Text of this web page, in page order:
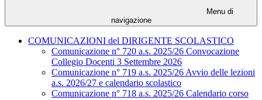
Menu di
navigazione
COMUNICAZIONI del DIRIGENTE SCOLASTICO
Comunicazione n° 720 a.s. 2025/26 Convocazione
Collegio Docenti 3 Settembre 2026
Comunicazione n° 719 a.s. 2025/26 Avvio delle lezioni
a.s. 2026/27 e calendario scolastico
Comunicazione n° 718 a.s. 2025/26 Calendario corso